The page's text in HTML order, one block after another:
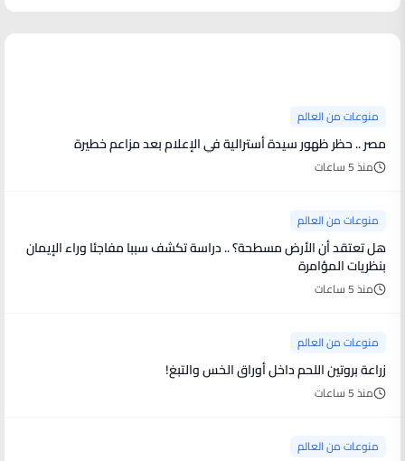
منوعات من العالم
مصر .. حظر ظهور سيدة أسترالية في الإعلام بعد مزاعم خطيرة
منذ 5 ساعات
منوعات من العالم
هل تعتقد أن الأرض مسطحة؟ .. دراسة تكشف سببا مفاجئا وراء الإيمان
بنظريات المؤامرة
منذ 5 ساعات
منوعات من العالم
زراعة بروتين اللحم داخل أوراق الخس والتبغ!
منذ 5 ساعات
منوعات من العالم